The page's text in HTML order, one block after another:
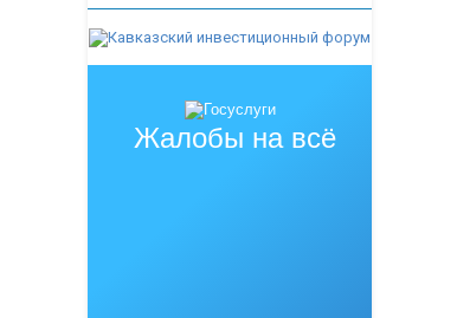
Жалобы на всё